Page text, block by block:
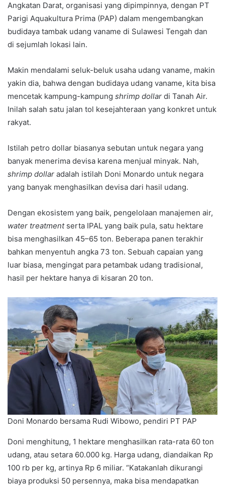
Angkatan Darat, organisasi yang dipimpinnya, dengan PT
Parigi Aquakultura Prima (PAP) dalam mengembangkan
budidaya tambak udang vaname di Sulawesi Tengah dan
di sejumlah lokasi lain.
Makin mendalami seluk-beluk usaha udang vaname, makin
yakin dia, bahwa dengan budidaya udang vaname, kita bisa
mencetak kampung-kampung shrimp dollar di Tanah Air.
Inilah salah satu jalan tol kesejahteraan yang konkret untuk
rakyat.
Istilah petro dollar biasanya sebutan untuk negara yang
banyak menerima devisa karena menjual minyak. Nah,
shrimp dollar adalah istilah Doni Monardo untuk negara
yang banyak menghasilkan devisa dari hasil udang.
Dengan ekosistem yang baik, pengelolaan manajemen air,
water treatmentserta IPAL yang baik pula, satu hektare
bisa menghasilkan 45–65 ton. Beberapa panen terakhir
bahkan menyentuh angka 73 ton. Sebuah capaian yang
luar biasa, mengingat para petambak udang tradisional,
hasil per hektare hanya di kisaran 20 ton.
Doni Monardo bersama Rudi Wibowo, pendiri PT PAP
Doni menghitung, 1 hektare menghasilkan rata-rata 60 ton
udang, atau setara 60.000 kg. Harga udang, diandaikan Rp
100 rb per kg, artinya Rp 6 miliar. “Katakanlah dikurangi
biaya produksi 50 persennya, maka bisa mendapatkan